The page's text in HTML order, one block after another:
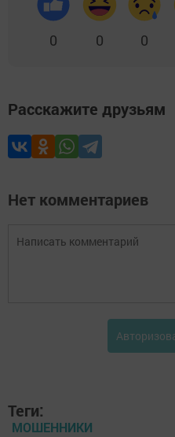
0 0 0
Расскажите друзьям
Нет комментариев
Теги:
МОШЕННИКИ